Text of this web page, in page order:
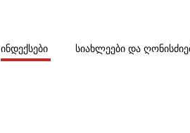
ᲘᲜᲓᲔᲥᲡᲔᲑᲘ ᲡᲘᲐᲮᲚᲔᲔᲑᲘ ᲓᲐ